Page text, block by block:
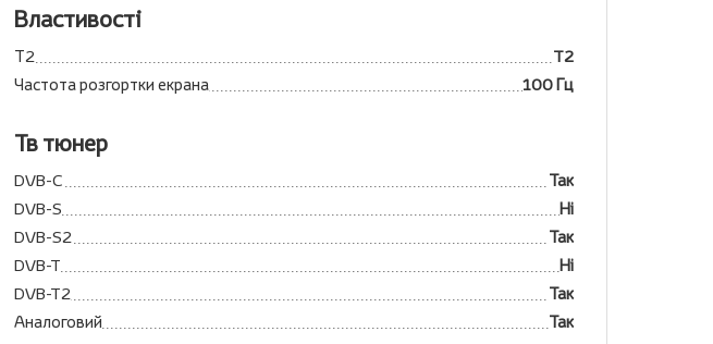
Властивості
Т2
T2
Частота розгортки екрана
100 Гц
Тв тюнер
DVB-C
Так
DVB-S
Ні
DVB-S2
Так
DVB-T
Ні
DVB-T2
Так
Аналоговий
Так